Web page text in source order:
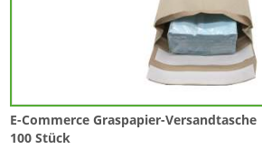
E-Commerce Graspapier-
100 Stück